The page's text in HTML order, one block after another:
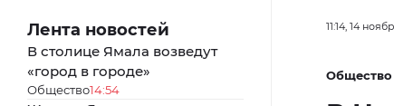
Лента новостей
В столице Ямала возведут
«город в городе»
Общество14:54
11:14, 14
Общество